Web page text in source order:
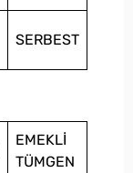
SERBEST
EMEKLİ
TÜMGEN